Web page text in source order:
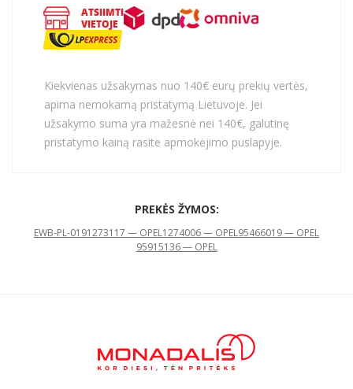
Kiekvienas užsakymas nuo 140€ eurų prekių vertės,
apima nemokamą pristatymą Lietuvoje. Jei
užsakymo suma yra mažesnė nei 140€, galutinę
pristatymo kainą rasite apmokėjimo puslapyje.
PREKĖS ŽYMOS:
EWB-PL-0191273117 — OPEL1274006 — OPEL95466019 — OPEL
95915136 — OPEL